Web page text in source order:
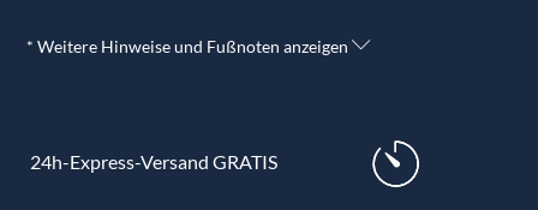
* Weitere Hinweise und Fußnoten anzeigen
24h-Express-Versand GRATIS